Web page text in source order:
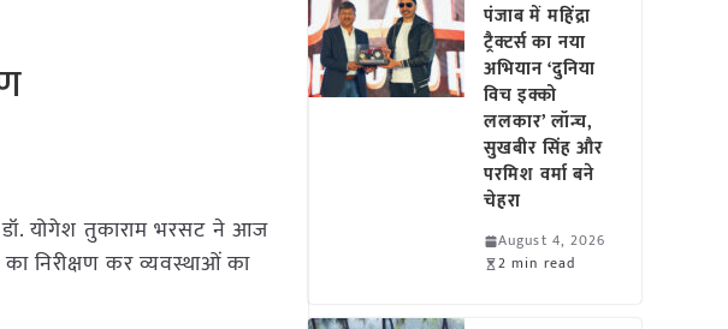
योगेश तुकाराम भरसट ने आज
निरीक्षण कर व्यवस्थाओं का
पंजाब में महिंद्रा
ट्रैक्टर्स का नया
अभियान ‘दुनिया
विच इक्को
ललकार’ लॉन्च,
सुखबीर सिंह और
परमिश वर्मा बने
चेहरा
August 4, 2026
2 min read